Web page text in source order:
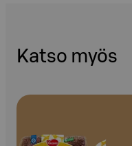
Katso myös